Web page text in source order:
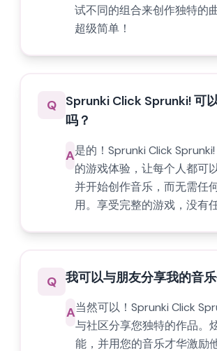
试不同的组合来创作独特的
超级简单！
Q Sprunki Click Sprunki! 可
吗？
A是的！Sprunki Click
的游戏体验，让每个人都可
并开始创作音乐，而无需任
用。享受完整的游戏，没有
Q 我可以与朋友分享我的音
A当然可以！Sprunki Click
与社区分享您独特的作品。
能，并用您的音乐才华激励